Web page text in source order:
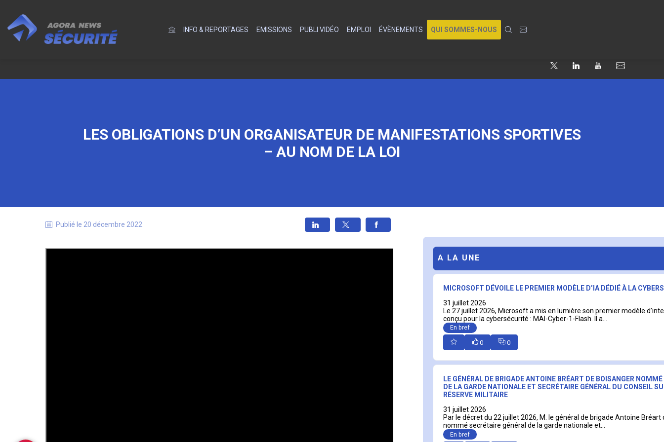
INFO & REPORTAGES EMISSIONS PUBLI VIDÉO EMPLOI ÉVÈNEMENTS QUI SOMMES-NOUS
LES OBLIGATIONS D’UN ORGANISATEUR DE MANIFESTATIONS SPORTIVES
– AU NOM DE LA LOI
Publié le 20 décembre 2022
A LA UNE
MICROSOFT DÉVOILE LE PREMIER MODÈLE D’IA DÉDIÉ À LA
31 juillet 2026
Le 27 juillet 2026, Microsoft a mis en lumière son premier modèle
conçu pour la cybersécurité : MAI-Cyber-1-Flash. Il a...
En bref
0 0
LE GÉNÉRAL DE BRIGADE ANTOINE BRÉART DE BOISANGER
DE LA GARDE NATIONALE ET SECRÉTAIRE GÉNÉRAL DU CONSEIL
RÉSERVE MILITAIRE
31 juillet 2026
Par le décret du 22 juillet 2026, M. le général de brigade Antoine Bréart
nommé secrétaire général de la garde nationale et...
En bref